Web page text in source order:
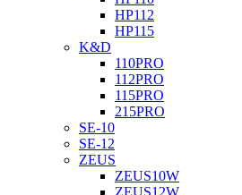
HP112
HP115
K&D
110PRO
112PRO
115PRO
215PRO
SE-10
SE-12
ZEUS
ZEUS10W
ZEUS12W